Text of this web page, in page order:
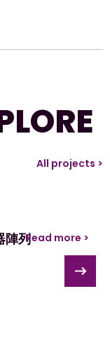
All projects >
陣列Read more >